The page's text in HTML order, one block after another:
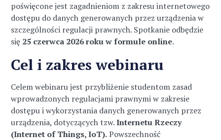
poświęcone jest zagadnieniom z zakresu internetowego
dostępu do danych generowanych przez urządzenia w
szczególności regulacji prawnych. Spotkanie odbędzie
się 25 czerwca 2026 roku w formule online.
Cel i zakres webinaru
Celem webinaru jest przybliżenie studentom zasad
wprowadzonych regulacjami prawnymi w zakresie
dostępu i wykorzystania danych generowanych przez
urządzenia, dotyczących tzw.Internetu Rzeczy
(Internet of Things, IoT).Powszechność